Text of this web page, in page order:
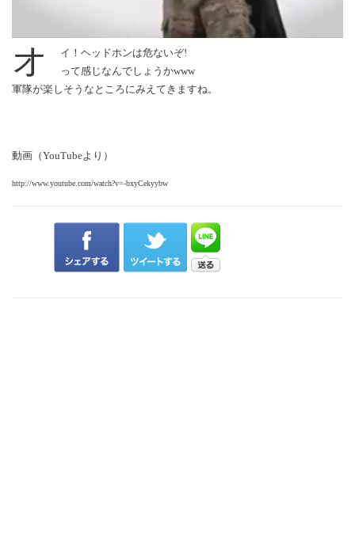
オ
イ！ヘッドホンは危ないぞ!
って感じなんでしょうかwww
軍隊が楽しそうなところにみえてきますね。
動画（YouTubeより）
http://www.youtube.com/watch?v=-bxyCekyybw